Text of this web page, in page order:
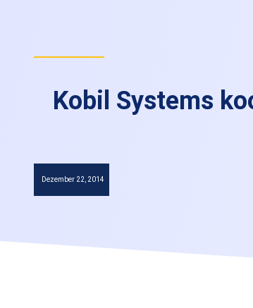
Kobil Systems
Dezember 22, 2014